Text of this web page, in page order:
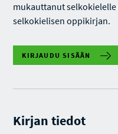
mukauttanut
selkokielisen oppikirjan.
KIRJAUDU SISÄÄN
Kirjan tiedot